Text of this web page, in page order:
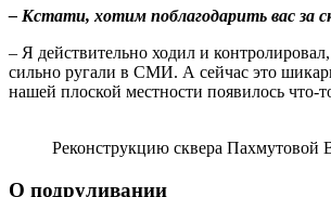
– Кстати, хотим поблагодарить вас за
– Я действительно ходил и
сильно ругали в СМИ. А сейчас это
нашей плоской местности появилось
Реконструкцию сквера Пахмутовой
О подруливании